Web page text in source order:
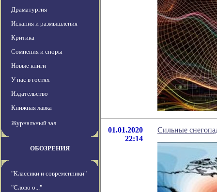
Драматургия
Искания и размышления
Критика
Сомнения и споры
Новые книги
У нас в гостях
Издательство
Книжная лавка
Журнальный зал
ОБОЗРЕНИЯ
"Классики и современники"
"Слово о..."
01.01.2020
22:14
Сильные